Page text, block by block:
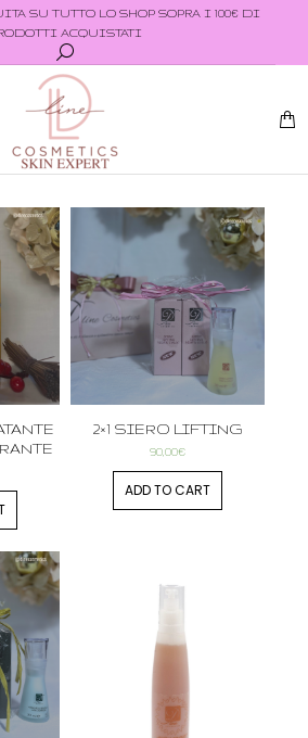
SU TUTTO LO SHOP SOPRA I 100€ DI
ACQUISTATI
2×1 SIERO LIFTING
90,00€
ADD TO CART